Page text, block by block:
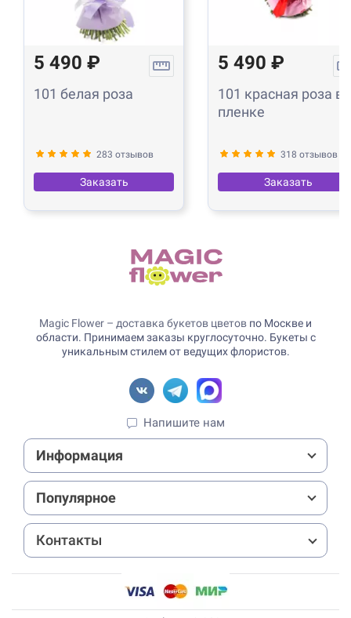
5 490 ₽
101 белая роза
283 отзывов
Заказать
5 490 ₽
101 красная роза в
пленке
318 отзывов
Заказать
Magic Flower – доставка букетов цветов по Москве и
области. Принимаем заказы круглосуточно. Букеты с
уникальным стилем от ведущих флористов.
Напишите нам
Информация
Популярное
Контакты